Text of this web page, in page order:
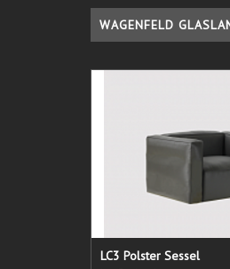
WAGENFELD
LC3 Polster Sessel